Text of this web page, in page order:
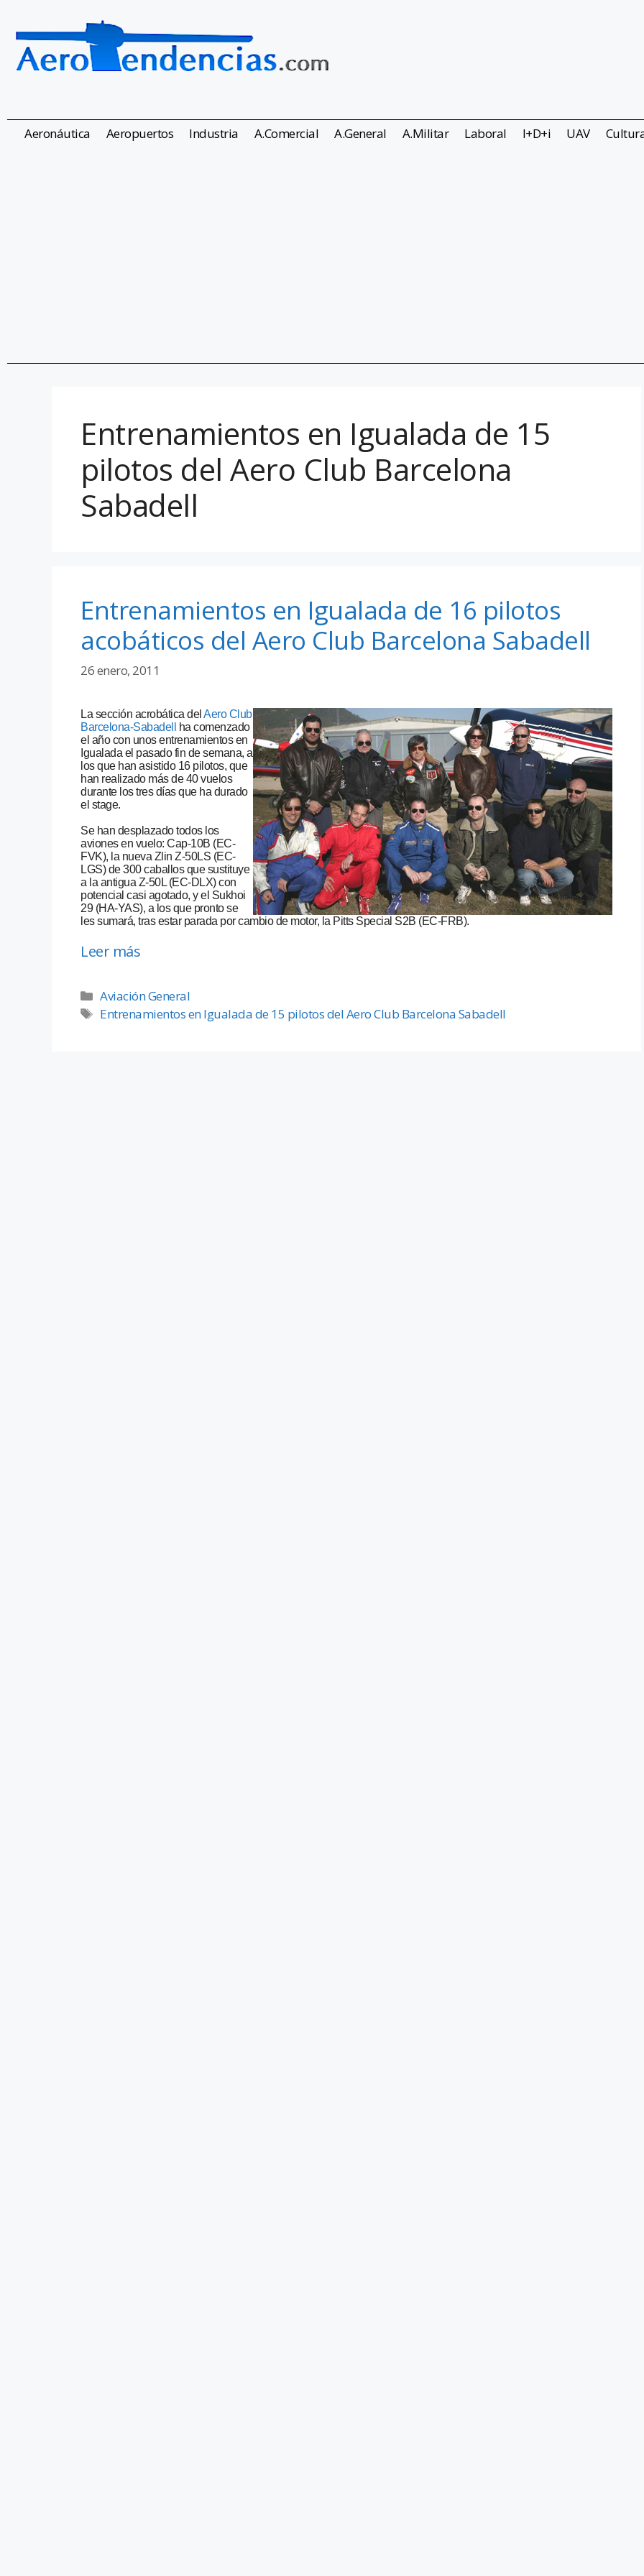
Aeronáutica Aeropuertos Industria A.Comercial A.General A.Militar Laboral I+D+i UAV
Entrenamientos en Igualada de 15
pilotos del Aero Club Barcelona
Sabadell
Entrenamientos en Igualada de 16 pilotos
acobáticos del Aero Club Barcelona Sabadell
26 enero, 2011
La sección acrobática del Aero Club
Barcelona-Sabadell
ha comenzado
el año con unos entrenamientos en
Igualada el pasado fin de semana, a
los que han asistido 16 pilotos, que
han realizado más de 40 vuelos
durante los tres días que ha durado
el stage.
Se han desplazado todos los
aviones en vuelo: Cap-10B (EC-
FVK), la nueva Zlin Z-50LS (EC-
LGS) de 300 caballos que sustituye
a la antigua Z-50L (EC-DLX) con
potencial casi agotado, y el Sukhoi
29 (HA-YAS), a los que pronto se
les sumará, tras estar parada por cambio de motor, la Pitts Special S2B (EC-FRB).
Leer más
Aviación General
Entrenamientos en Igualada de 15 pilotos del Aero Club Barcelona Sabadell